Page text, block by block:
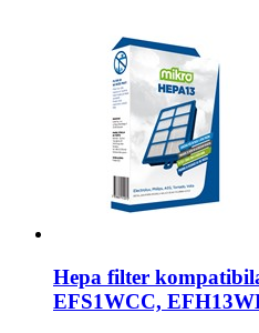
Hepa filter
EFS1WCC,